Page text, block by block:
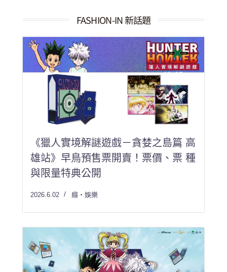
果：
FASHION-IN 新話題
《獵人實境解謎遊戲－貪婪之島篇 高
雄站》早鳥預售票開賣！票價、票 種
與限量特典公開
2026.6.02 癮・娛樂